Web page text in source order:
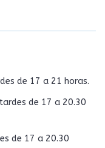
de 17 a 21 horas.
de 17 a 20.30
de 17 a 20.30